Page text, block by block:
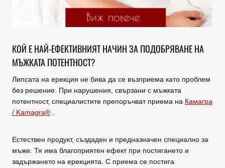
КОЙ Е НАЙ-ЕФЕКТИВНИЯТ НАЧИН ЗА ПОДОБРЯВАНЕ НА
МЪЖКАТА ПОТЕНТНОСТ?
Липсата на ерекция не бива да се възприема като проблем
без решение. При нарушения, свързани с мъжката
потентност, специалистите препоръчват приема на Камагра
/ Kamagra® .
Естествен продукт, създаден и предназначен специално за
мъже. Тя има благоприятен ефект при постигането и
задържането на ерекцията. С приема се постига